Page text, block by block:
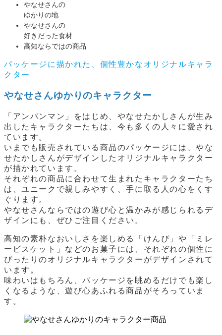
やなせさんの
ゆかりの地
やなせさんの
好きだった食材
高知ならではの商品
パッケージに描かれた、個性豊かなオリジナルキャラ
クター
やなせさんゆかりのキャラクター
「アンパンマン」をはじめ、やなせたかしさんが生み
出したキャラクターたちは、今も多くの人々に愛され
ています。
いまでも販売されている商品のパッケージには、やな
せたかしさんがデザインしたオリジナルキャラクター
が描かれています。
それぞれの商品に合わせて生まれたキャラクターたち
は、ユニークで親しみやすく、手に取る人の心をくす
ぐります。
やなせさんならではの遊び心と温かみが感じられるデ
ザインにも、ぜひご注目ください。
高知の素朴なおいしさを楽しめる「けんぴ」や「ミレ
ービスケット」などのお菓子には、それぞれの個性に
ぴったりのオリジナルキャラクターがデザインされて
います。
味わいはもちろん、パッケージを眺めるだけでも楽し
くなるような、遊び心あふれる商品がそろっていま
す。